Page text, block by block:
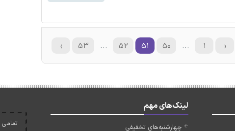
‹ ۱ ... ۵۰ ۵۱ ۵۲ ... ۵۳ ›
لینک‌های مهم
چهارشنبه‌های تخفیفی